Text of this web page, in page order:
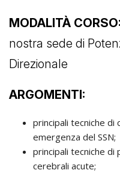
MODALITÀ CORSO:
nostra sede di
Direzionale
ARGOMENTI:
principali tecniche di
emergenza del SSN;
principali tecniche di
cerebrali acute;